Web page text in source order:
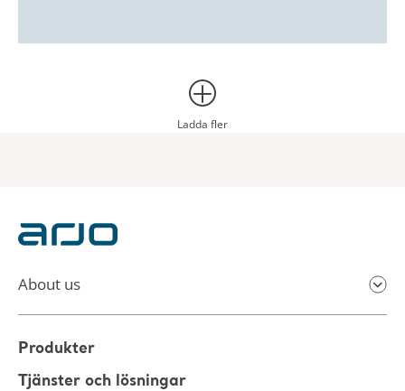
Ladda fler
About us
Produkter
Tjänster och lösningar